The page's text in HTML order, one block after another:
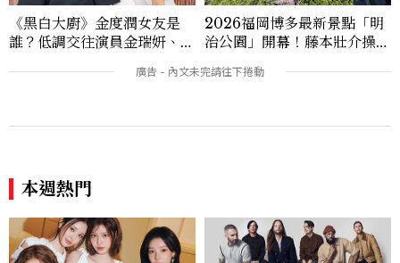
《黑白大廚》金度潤女友是
誰？低調交往演員金瑞妍、曾
風穿搭是日常範本！
2026福岡博多最新景點「明
治公園」開幕！藤本壯介操刀
A一次看
本週熱門